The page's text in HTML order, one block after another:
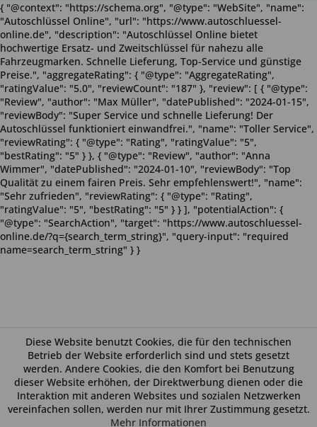
Diese Website benutzt Cookies, die für den technischen
Betrieb der Website erforderlich sind und stets gesetzt
werden. Andere Cookies, die den Komfort bei Benutzung
dieser Website erhöhen, der Direktwerbung dienen oder die
Interaktion mit anderen Websites und sozialen Netzwerken
vereinfachen sollen, werden nur mit Ihrer Zustimmung gesetzt.
Mehr Informationen
{ "@context": "https://schema.org", "@type": "WebSite", "name":
"Autoschlüssel Online", "url": "https://www.autoschluessel-
online.de", "description": "Autoschlüssel Online bietet
hochwertige Ersatz- und Zweitschlüssel für nahezu alle
Fahrzeugmarken. Schnelle Lieferung, Top-Service und günstige
Preise.", "aggregateRating": { "@type": "AggregateRating",
"ratingValue": "5.0", "reviewCount": "187" }, "review": [ { "@type":
"Review", "author": "Max Müller", "datePublished": "2024-01-15",
"reviewBody": "Super Service und schnelle Lieferung! Der
Autoschlüssel funktioniert einwandfrei.", "name": "Toller Service",
"reviewRating": { "@type": "Rating", "ratingValue": "5",
"bestRating": "5" } }, { "@type": "Review", "author": "Anna
Wimmer", "datePublished": "2024-01-10", "reviewBody": "Top
Qualität zu einem fairen Preis. Sehr empfehlenswert!", "name":
"Sehr zufrieden", "reviewRating": { "@type": "Rating",
"ratingValue": "5", "bestRating": "5" } } ], "potentialAction": {
"@type": "SearchAction", "target": "https://www.autoschluessel-
online.de/?q={search_term_string}", "query-input": "required
name=search_term_string" } }